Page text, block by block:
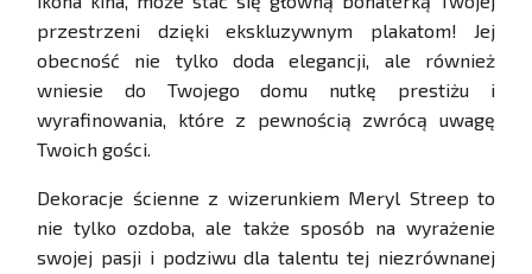
przestrzeni dzięki ekskluzywnym plakatom! Jej
obecność nie tylko doda elegancji, ale również
wniesie do Twojego domu nutkę prestiżu i
wyrafinowania, które z pewnością zwrócą uwagę
Twoich gości.
Dekoracje ścienne z wizerunkiem Meryl Streep to
nie tylko ozdoba, ale także sposób na wyrażenie
swojej pasji i podziwu dla talentu tej niezrównanej